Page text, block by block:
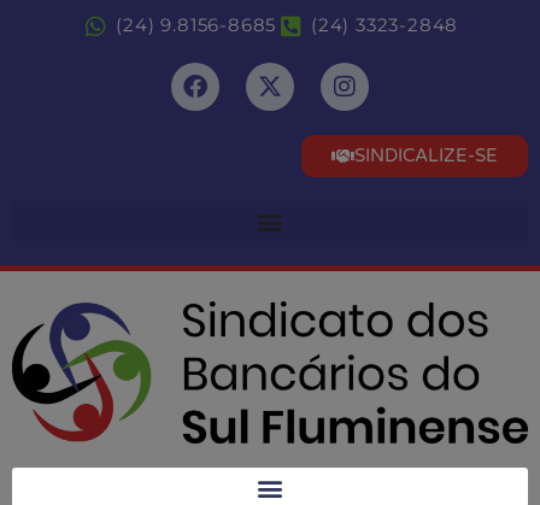
(24) 9.8156-8685 (24) 3323-2848
SINDICALIZE-SE